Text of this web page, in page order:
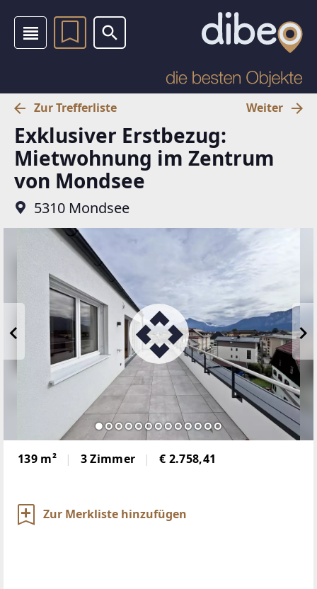
Zur Trefferliste Weiter
Exklusiver Erstbezug:
Mietwohnung im Zentrum
von Mondsee
5310 Mondsee
139 m² 3 Zimmer € 2.758,41
Zur Merkliste hinzufügen